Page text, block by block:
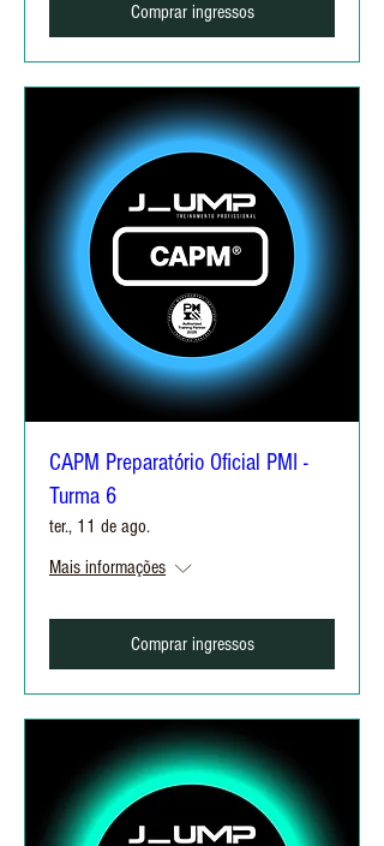
Comprar ingressos
CAPM Preparatório Oficial PMI -
Turma 6
ter., 11 de ago.
Mais informações
Comprar ingressos